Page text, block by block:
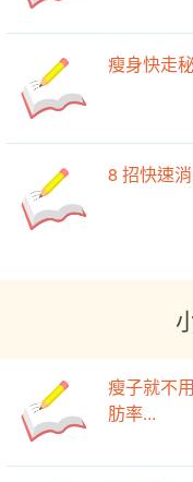
瘦身快走
8 招快速
瘦子就不
肪率...